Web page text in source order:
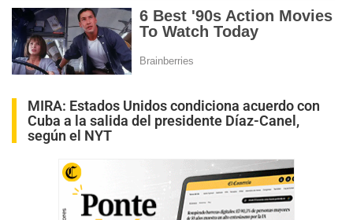
MIRA: Estados Unidos condiciona acuerdo con
Cuba a la salida del presidente Díaz-Canel,
según el NYT